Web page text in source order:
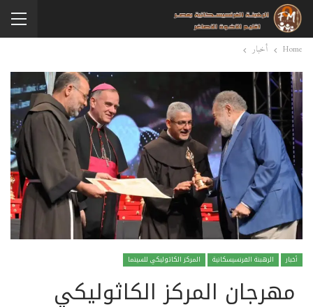
Home أخبار
أخبار الرهبنة الفرنسيسكانية المركز الكاثوليكي للسينما
مهرجان المركز الكاثوليكي